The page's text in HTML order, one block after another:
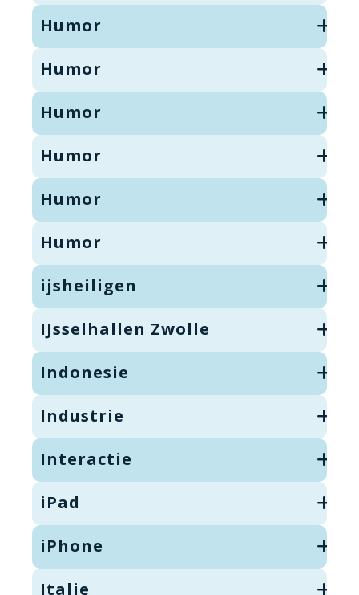
Humor
Humor
Humor
Humor
Humor
Humor
ijsheiligen
IJsselhallen Zwolle
Indonesie
Industrie
Interactie
iPad
iPhone
Italie